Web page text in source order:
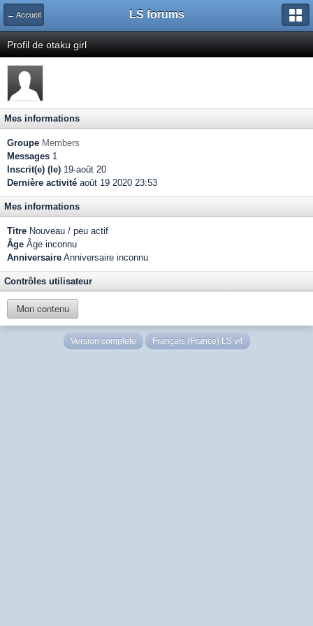
← Accueil LS forums
Profil de otaku girl
Mes informations
Groupe Members
Messages 1
Inscrit(e) (le) 19-août 20
Dernière activité août 19 2020 23:53
Mes informations
Titre Nouveau / peu actif
Âge Âge inconnu
Anniversaire Anniversaire inconnu
Contrôles utilisateur
Mon contenu
Version complète Français (France) LS v4